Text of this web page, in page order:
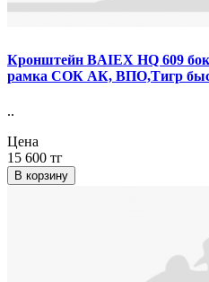
Кронштейн BAIEX HQ 609
рамка СОК АК, ВПО,Тигр
..
Цена
15 600 тг
В корзину